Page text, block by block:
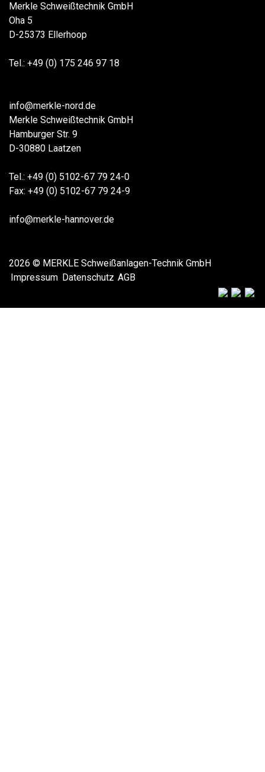
Merkle Schweißtechnik GmbH
Oha 5
D-25373 Ellerhoop
Tel.: +49 (0) 175 246 97 18
info@merkle-nord.de
Merkle Schweißtechnik GmbH
Hamburger Str. 9
D-30880 Laatzen
Tel.: +49 (0) 5102-67 79 24-0
Fax: +49 (0) 5102-67 79 24-9
info@merkle-hannover.de
2026 © MERKLE Schweißanlagen-Technik GmbH
Impressum Datenschutz AGB